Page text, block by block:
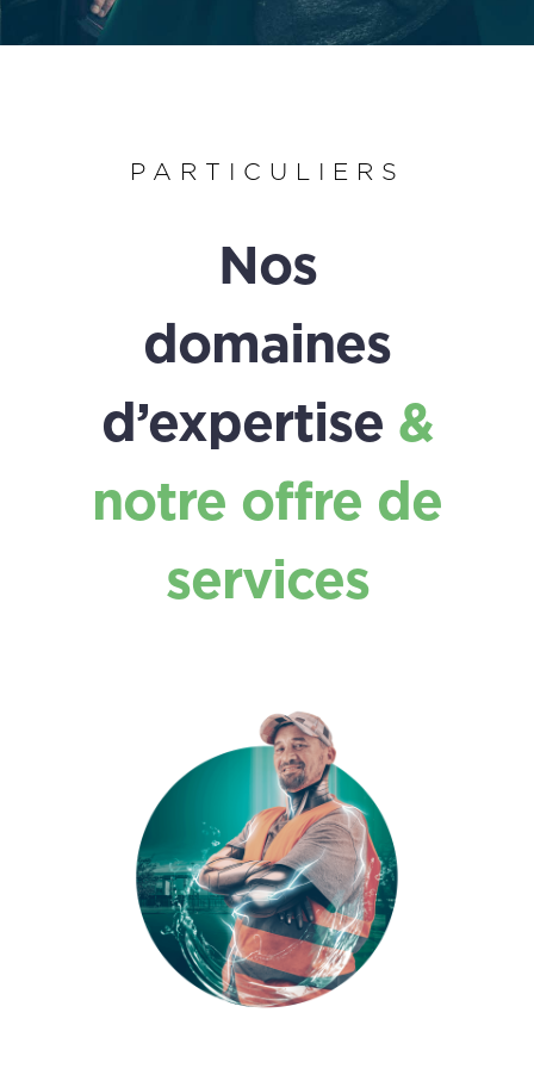
PARTICULIERS
Nos
domaines
d’expertise &
notre offre de
services